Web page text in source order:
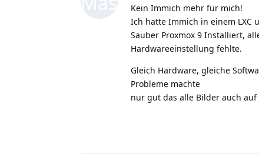
Kein Immich mehr für mich!
Ich hatte Immich in einem LXC
Sauber Proxmox 9 Installiert,
Hardwareeinstellung fehlte.
Gleich Hardware, gleiche
Probleme machte
nur gut das alle Bilder auch auf